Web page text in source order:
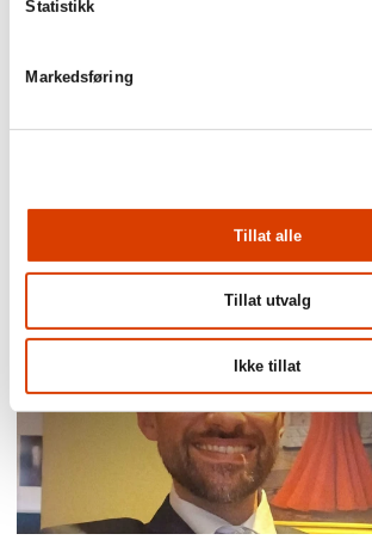
Statistikk
Markedsføring
Tillat alle
Tillat utvalg
Ikke tillat